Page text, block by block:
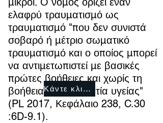
ελαφρύ τραυματισμό ως
τραυματισμό "που δεν συνιστά
σοβαρό ή μέτριο σωματικό
τραυματισμό και ο οποίος μπορεί
να αντιμετωπιστεί με βασικές
πρώτες βοήθειες και χωρίς τη
βοήθεια επαγγελματία υγείας"
(PL 2017, Κεφάλαιο 238, C.30
:6D-9.1).
Κάντε κλικ ΕΔΩ